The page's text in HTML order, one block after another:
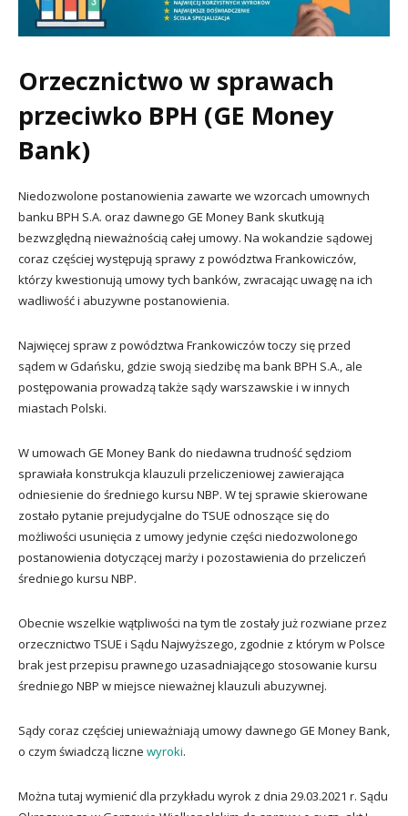
Orzecznictwo w sprawach
przeciwko BPH (GE Money
Bank)
Niedozwolone postanowienia zawarte we wzorcach umownych
banku BPH S.A. oraz dawnego GE Money Bank skutkują
bezwzględną nieważnością całej umowy. Na wokandzie sądowej
coraz częściej występują sprawy z powództwa Frankowiczów,
którzy kwestionują umowy tych banków, zwracając uwagę na ich
wadliwość i abuzywne postanowienia.
Najwięcej spraw z powództwa Frankowiczów toczy się przed
sądem w Gdańsku, gdzie swoją siedzibę ma bank BPH S.A., ale
postępowania prowadzą także sądy warszawskie i w innych
miastach Polski.
W umowach GE Money Bank do niedawna trudność sędziom
sprawiała konstrukcja klauzuli przeliczeniowej zawierająca
odniesienie do średniego kursu NBP. W tej sprawie skierowane
zostało pytanie prejudycjalne do TSUE odnoszące się do
możliwości usunięcia z umowy jedynie części niedozwolonego
postanowienia dotyczącej marży i pozostawienia do przeliczeń
średniego kursu NBP.
Obecnie wszelkie wątpliwości na tym tle zostały już rozwiane przez
orzecznictwo TSUE i Sądu Najwyższego, zgodnie z którym w Polsce
brak jest przepisu prawnego uzasadniającego stosowanie kursu
średniego NBP w miejsce nieważnej klauzuli abuzywnej.
Sądy coraz częściej unieważniają umowy dawnego GE Money Bank,
o czym świadczą liczne wyroki.
Można tutaj wymienić dla przykładu wyrok z dnia 29.03.2021 r. Sądu